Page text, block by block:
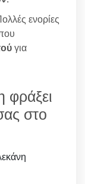
ενορίες
για
φράξει
στο